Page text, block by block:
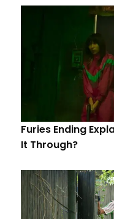
Furies Ending
It Through?